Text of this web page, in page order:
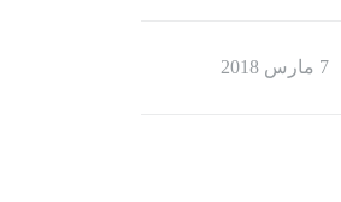
7 مارس 2018